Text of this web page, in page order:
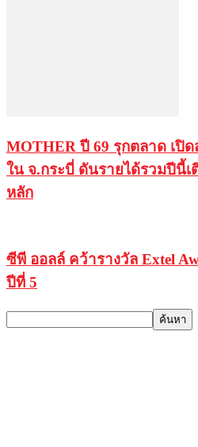
MOTHER ปี 69 รุกตลาด เปิ
ใน จ.กระบี่ ดันรายได้รวมปีนี้เ
หลัก
ซีพี ออลล์ คว้ารางวัล Extel
ปีที่ 5